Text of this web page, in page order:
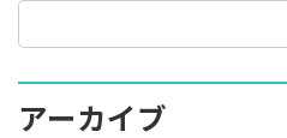
アーカイブ